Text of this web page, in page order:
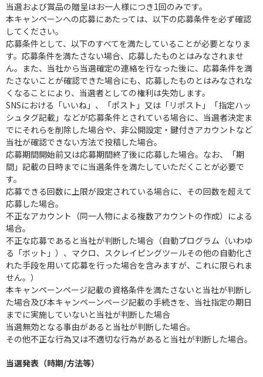
当選および賞品の贈呈はお一人様につき1回のみです。
本キャンペーンへの応募にあたっては、以下の応募条件を必ず確認
してください。
応募条件として、以下のすべてを満たしていることが必要となりま
す。応募条件を満たさない場合、応募したものとはみなされませ
ん。また、当社から当選確定の連絡を行なった後に、応募条件を満
たさないことが確認できた場合にも、応募したものとはみなされな
くなることにより、当選者としての権利は失効します。
SNSにおける「いいね」、「ポスト」又は「リポスト」「指定ハッ
シュタグ記載」などが応募条件とされている場合に、当選者決定ま
でにそれらを削除した場合や、非公開設定・鍵付きアカウントなど
当社が確認できない方法で投稿した場合。
応募期間開始前又は応募期間終了後に応募した場合。なお、「期
間」記載の日時までに当選条件を満たしていただくことが必要で
す。
応募できる回数に上限が設定されている場合に、その回数を超えて
応募した場合。
不正なアカウント（同一人物による複数アカウントの作成）による
場合。
不正な応募であると当社が判断した場合（自動プログラム（いわゆ
る「ボット」）、マクロ、スクレイピングツールその他の自動化さ
れた手段を用いて応募を行った場合を含みますが、これに限られま
せん。）
本キャンペーンページ記載の資格条件を満たさないと当社が判断し
た場合及び本キャンペーンページ記載の手続きを、当社指定の期日
までに実施していないと当社が判断した場合
当選無効となる事由があると当社が判断した場合。
その他不正な行為又は不適切な行為があると当社が判断した場合。
当選発表（時期/方法等）